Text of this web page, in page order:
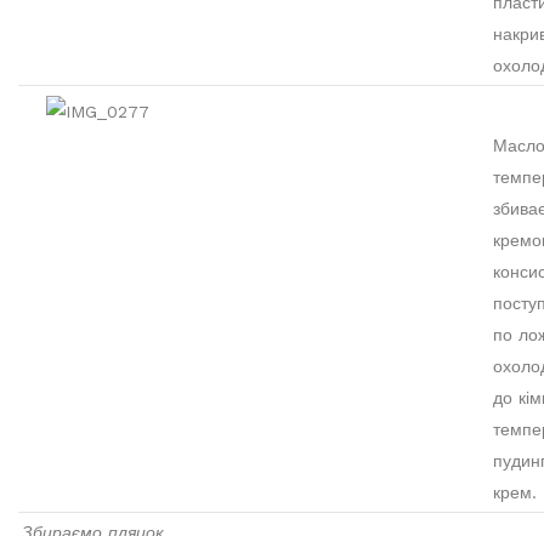
Масло
по
до
крем.